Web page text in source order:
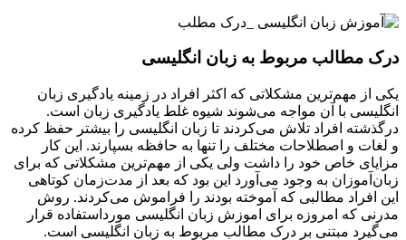
درک مطالب مربوط به زبان انگلیسی
یکی از مهم‌ترین مشکلاتی که اکثر افراد در زمینه یادگیری زبان
انگلیسی با آن مواجه می‌شوند شیوه غلط یادگیری زبان است.
درگذشته افراد تلاش می‌کردند تا زبان انگلیسی را بیشتر حفظ کرده
و لغات و اصطلاحات مختلف را تنها به حافظه بسپارند. این کار
مزایای خاص خود را داشت ولی یکی از مهم‌ترین مشکلاتی که برای
زبان‌آموزان به وجود می‌آورد این بود که بعد از مدت‌زمان کوتاهی
این افراد مطالبی که آموخته بودند را فراموش می‌کردند. روش
مدرنی که امروزه برای اموزش زبان انگلیسی مورداستفاده قرار
می‌گیرد مبتنی بر درک مطالب مربوط به زبان انگلیسی است.